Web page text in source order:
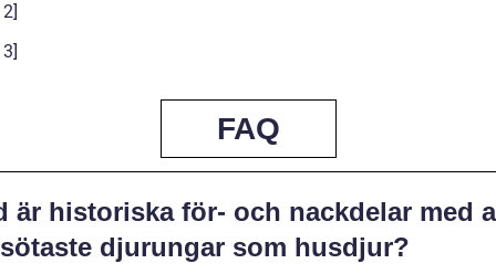
FAQ
är historiska för- och nackdelar med
djurungar som husdjur?